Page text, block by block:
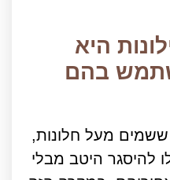
היא
בהם
מעל חלונות,
להיסגר היטב מבלי